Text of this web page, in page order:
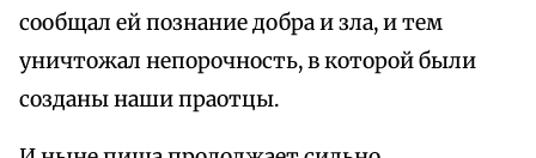
сообщал ей познание добра и зла, и тем
уничтожал непорочность, в которой были
созданы наши праотцы.